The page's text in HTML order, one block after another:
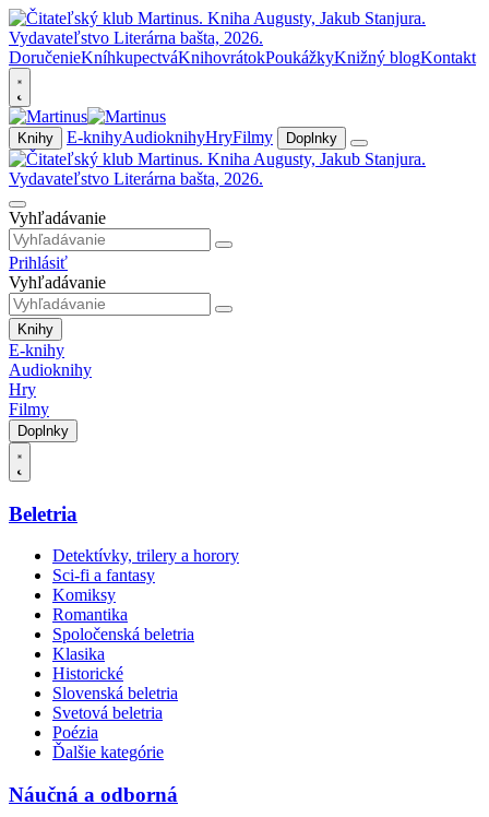
DoručenieKníhkupectváKnihovrátokPoukážkyKnižný blogKontakt
Knihy E-knihyAudioknihyHryFilmy Doplnky
Vyhľadávanie
Prihlásiť
Vyhľadávanie
Knihy
E-knihy
Audioknihy
Hry
Filmy
Doplnky
Beletria
Detektívky, trilery a horory
Sci-fi a fantasy
Komiksy
Romantika
Spoločenská beletria
Klasika
Historické
Slovenská beletria
Svetová beletria
Poézia
Ďalšie kategórie
Náučná a odborná